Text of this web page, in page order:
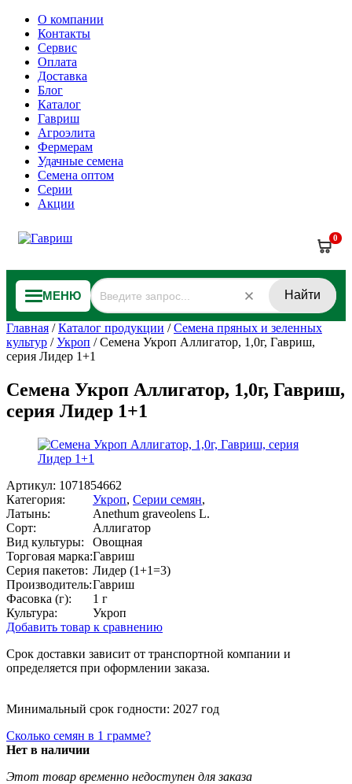
О компании
Контакты
Сервис
Оплата
Доставка
Блог
Каталог
Гавриш
Агроэлита
Фермерам
Удачные семена
Семена оптом
Серии
Акции
0
МЕНЮ Найти
Главная /Каталог продукции /Семена пряных и зеленных
культур /Укроп /Семена Укроп Аллигатор, 1,0г, Гавриш,
серия Лидер 1+1
Семена Укроп Аллигатор, 1,0г, Гавриш,
серия Лидер 1+1
Артикул: 1071854662
Категория:
Укроп, Серии семян,
Латынь:
Anethum graveolens L.
Сорт:
Аллигатор
Вид культуры:
Овощная
Торговая марка:Гавриш
Серия пакетов: Лидер (1+1=3)
Производитель:Гавриш
Фасовка (г):
1 г
Культура:
Укроп
Добавить товар к сравнению
Срок доставки зависит от транспортной компании и
определяется при оформлении заказа.
Минимальный срок годности: 2027 год
Сколько семян в 1 грамме?
Нет в наличии
Этот товар временно недоступен для заказа